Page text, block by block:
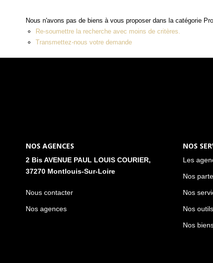
Nous n'avons pas de biens à vous proposer dans la catégorie
Re-soumettre la recherche avec moins de critères.
Transmettez-nous votre demande
NOS AGENCES
2 Bis AVENUE PAUL LOUIS COURIER,
37270 Montlouis-Sur-Loire
Nous contacter
Nos agences
NOS
Les
Nos
Nos
Nos outils
Nos